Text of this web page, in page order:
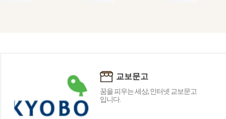
교보문고
꿈을 피우는 세상, 인터넷 교보문고
입니다.